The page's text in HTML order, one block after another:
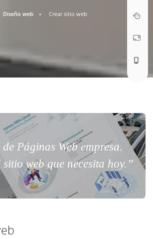
Diseño web Crear sitio web
Páginas Web empresa.
web que necesita hoy.”